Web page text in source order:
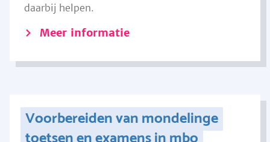
daarbij helpen.
Meer informatie
Voorbereiden van mondelinge